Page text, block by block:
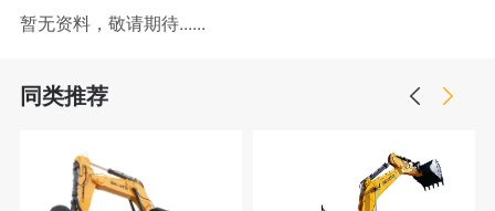
暂无资料，敬请期待......
同类推荐